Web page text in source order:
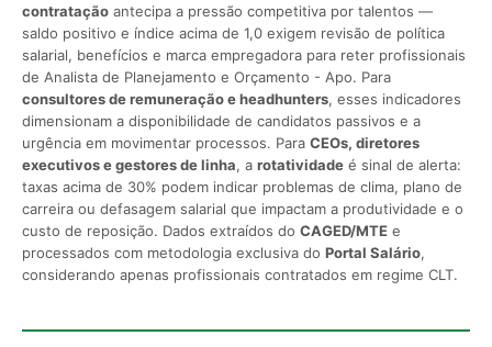
contratação antecipa a pressão competitiva por talentos —
saldo positivo e índice acima de 1,0 exigem revisão de política
salarial, benefícios e marca empregadora para reter profissionais
de Analista de Planejamento e Orçamento - Apo. Para
consultores de remuneração e headhunters, esses indicadores
dimensionam a disponibilidade de candidatos passivos e a
urgência em movimentar processos. Para CEOs, diretores
executivos e gestores de linha, a rotatividade é sinal de alerta:
taxas acima de 30% podem indicar problemas de clima, plano de
carreira ou defasagem salarial que impactam a produtividade e o
custo de reposição. Dados extraídos do CAGED/MTE e
processados com metodologia exclusiva do Portal Salário,
considerando apenas profissionais contratados em regime CLT.